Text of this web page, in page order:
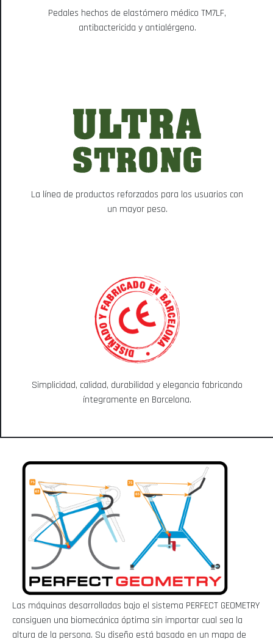
Pedales hechos de elastómero médico TM7LF,
antibactericida y antialérgeno.
La línea de productos reforzados para los usuarios con
un mayor peso.
Simplicidad, calidad, durabilidad y elegancia fabricando
íntegramente en Barcelona.
Las máquinas desarrolladas bajo el sistema PERFECT GEOMETRY
consiguen una biomecánica óptima sin importar cual sea la
altura de la persona. Su diseño está basado en un mapa de